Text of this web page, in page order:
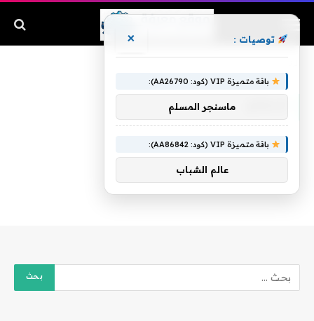
توصيات : ×
باقة متميزة VIP (كود: AA26790):
ماسنجر المسلم
باقة متميزة VIP (كود: AA86842):
عالم الشباب